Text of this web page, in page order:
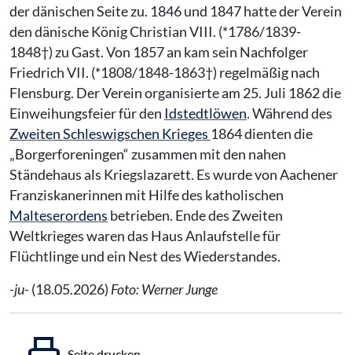
der dänischen Seite zu. 1846 und 1847 hatte der Verein
den dänische König Christian VIII. (*1786/1839-
1848†) zu Gast. Von 1857 an kam sein Nachfolger
Friedrich VII. (*1808/1848-1863†) regelmäßig nach
Flensburg. Der Verein organisierte am 25. Juli 1862 die
Einweihungsfeier für den Idstedtlöwen. Während des
Zweiten Schleswigschen Krieges 1864 dienten die
„Borgerforeningen“ zusammen mit den nahen
Ständehaus als Kriegslazarett. Es wurde von Aachener
Franziskanerinnen mit Hilfe des katholischen
Malteserordens betrieben. Ende des Zweiten
Weltkrieges waren das Haus Anlaufstelle für
Flüchtlinge und ein Nest des Wiederstandes.
-ju- (18.05.2026) Foto: Werner Junge